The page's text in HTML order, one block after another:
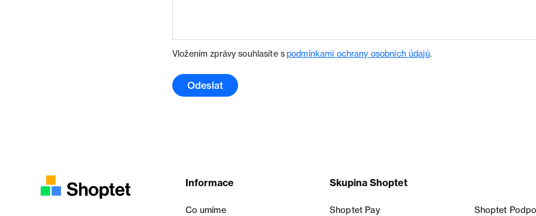
Vložením zprávy souhlasíte spodmínkami ochrany osobních údajů.
Odeslat
Informace
Co umíme
Skupina Shoptet
Shoptet Pay Shoptet